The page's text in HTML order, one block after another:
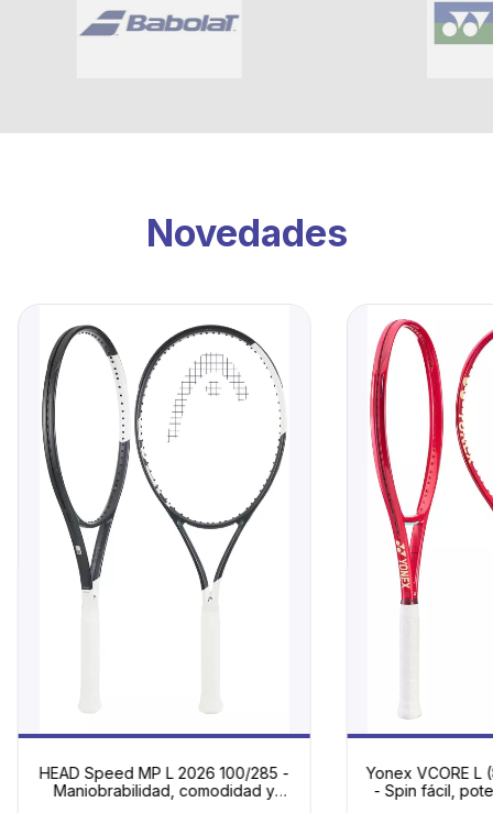
Novedades
HEAD Speed MP L 2026 100/285 -
Maniobrabilidad, comodidad y
Yonex VCORE L
- Spin fácil,